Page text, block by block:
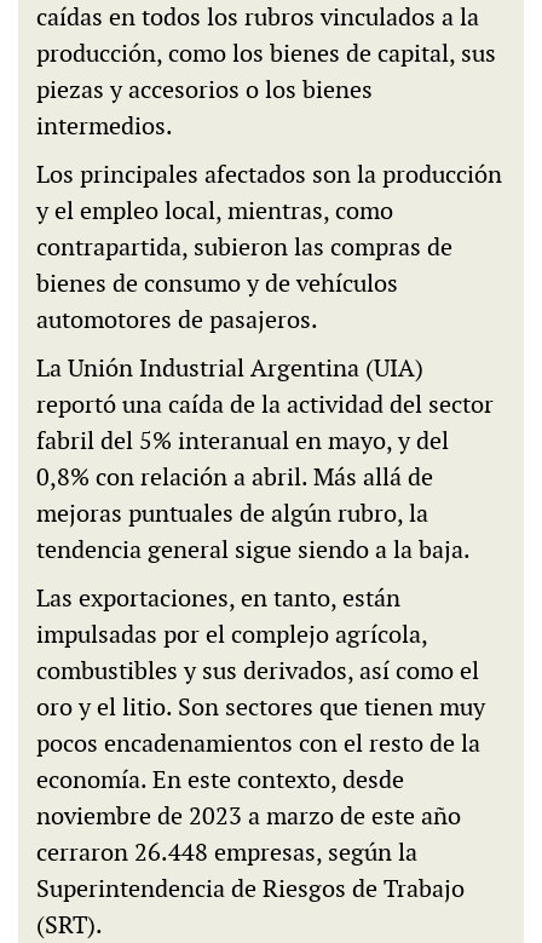
caídas en todos los rubros vinculados a la
producción, como los bienes de capital, sus
piezas y accesorios o los bienes
intermedios.
Los principales afectados son la producción
y el empleo local, mientras, como
contrapartida, subieron las compras de
bienes de consumo y de vehículos
automotores de pasajeros.
La Unión Industrial Argentina (UIA)
reportó una caída de la actividad del sector
fabril del 5% interanual en mayo, y del
0,8% con relación a abril. Más allá de
mejoras puntuales de algún rubro, la
tendencia general sigue siendo a la baja.
Las exportaciones, en tanto, están
impulsadas por el complejo agrícola,
combustibles y sus derivados, así como el
oro y el litio. Son sectores que tienen muy
pocos encadenamientos con el resto de la
economía. En este contexto, desde
noviembre de 2023 a marzo de este año
cerraron 26.448 empresas, según la
Superintendencia de Riesgos de Trabajo
(SRT).